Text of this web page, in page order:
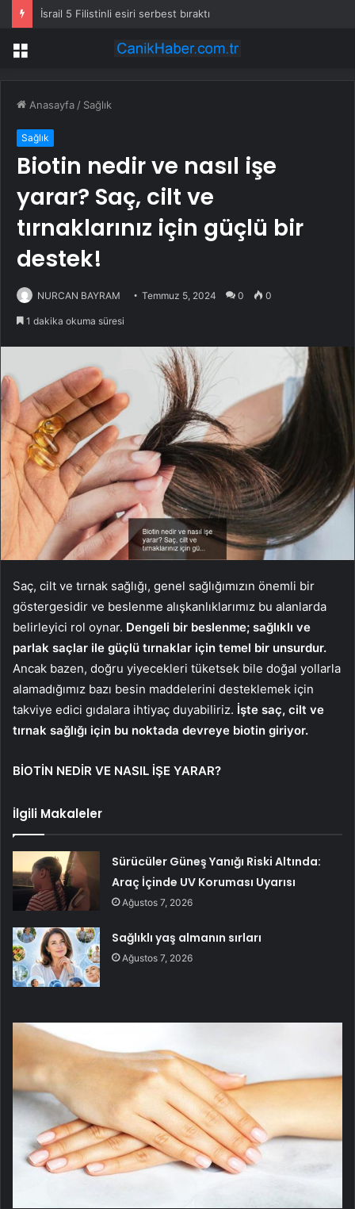
İsrail 5 Filistinli esiri serbest bıraktı
Menü
Anasayfa / Sağlık
Sağlık
Biotin nedir ve nasıl işe
yarar? Saç, cilt ve
tırnaklarınız için güçlü bir
destek!
NURCAN BAYRAM Temmuz 5, 2024 0 0
1 dakika okuma süresi
Saç, cilt ve tırnak sağlığı, genel sağlığımızın önemli bir
göstergesidir ve beslenme alışkanlıklarımız bu alanlarda
belirleyici rol oynar. Dengeli bir beslenme; sağlıklı ve
parlak saçlar ile güçlü tırnaklar için temel bir unsurdur.
Ancak bazen, doğru yiyecekleri tüketsek bile doğal yollarla
alamadığımız bazı besin maddelerini desteklemek için
takviye edici gıdalara ihtiyaç duyabiliriz. İşte saç, cilt ve
tırnak sağlığı için bu noktada devreye biotin giriyor.
BİOTİN NEDİR VE NASIL İŞE YARAR?
İlgili Makaleler
Sürücüler Güneş Yanığı Riski Altında:
Araç İçinde UV Koruması Uyarısı
Ağustos 7, 2026
Sağlıklı yaş almanın sırları
Ağustos 7, 2026